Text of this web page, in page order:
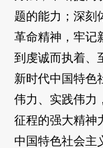
题的能力；深刻
革命精神，牢记
到虔诚而执着、
新时代中国特色
伟力、实践伟力
征程的强大精神
中国特色社会主